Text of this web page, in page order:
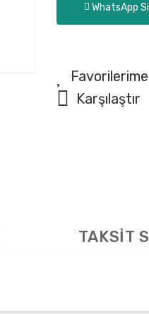
WhatsApp
Karşılaştır
TAKSİT